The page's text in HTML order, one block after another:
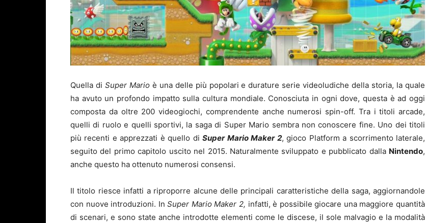
Quella di Super Mario è una delle più popolari e durature serie videoludiche della storia, la quale
ha avuto un profondo impatto sulla cultura mondiale. Conosciuta in ogni dove, questa è ad oggi
composta da oltre 200 videogiochi, comprendente anche numerosi spin-off. Tra i titoli arcade,
quelli di ruolo e quelli sportivi, la saga di Super Mario sembra non conoscere fine. Uno dei titoli
più recenti e apprezzati è quello diSuper Mario Maker 2, gioco Platform a scorrimento laterale,
seguito del primo capitolo uscito nel 2015. Naturalmente sviluppato e pubblicato dalla Nintendo,
anche questo ha ottenuto numerosi consensi.
Il titolo riesce infatti a riproporre alcune delle principali caratteristiche della saga, aggiornandole
con nuove introduzioni. InSuper Mario Maker 2, infatti, è possibile giocare una maggiore quantità
di scenari, e sono state anche introdotte elementi come le discese, il sole malvagio e la modalità